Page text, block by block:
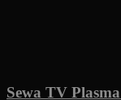
Sewa TV